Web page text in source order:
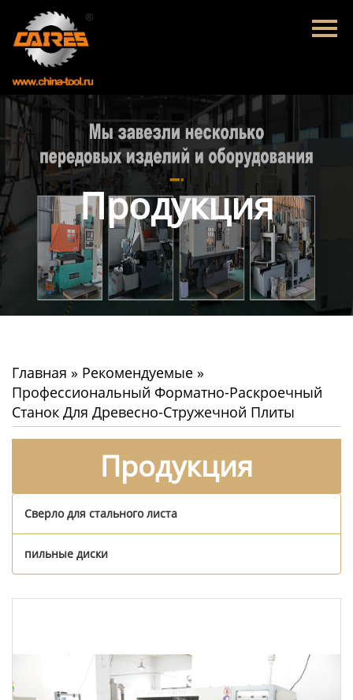
Главная
Продукция
Новости
О нас
Контакты
Продукция
Главная » Рекомендуемые »
Профессиональный Форматно-Раскроечный
Станок Для Древесно-Стружечной Плиты
Продукция
Сверло для стального листа
пильные диски